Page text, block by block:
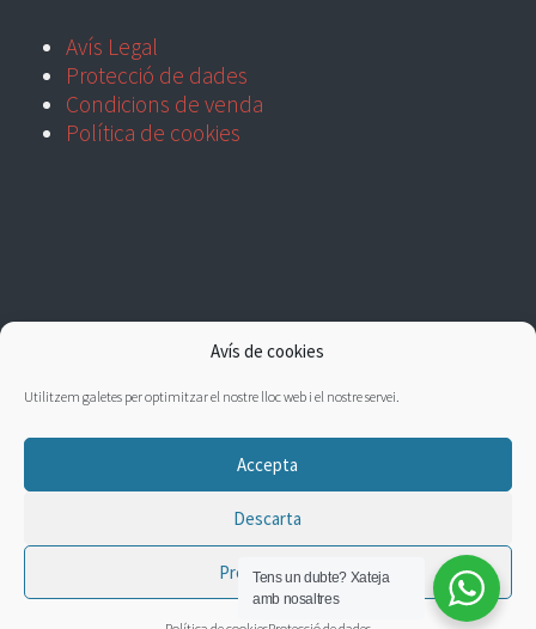
Avís de cookies
Utilitzem galetes per optimitzar el nostre lloc web i el nostre servei.
Accepta
Descarta
Preferències
Avís Legal
Protecció de dades
Condicions de venda
Política de cookies
Tens un dubte? Xateja
amb nosaltres